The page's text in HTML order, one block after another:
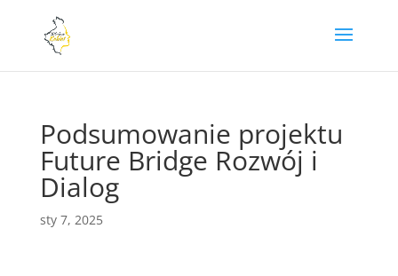
Podsumowanie projektu
Future Bridge Rozwój i
Dialog
sty 7, 2025